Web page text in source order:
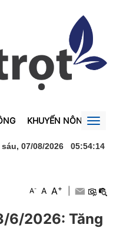
KHUYẾN NÔNG
Lào Thủ tướng Lê Minh
07/08/2026 05:54:14
A- A A+
6/2026: Tăng